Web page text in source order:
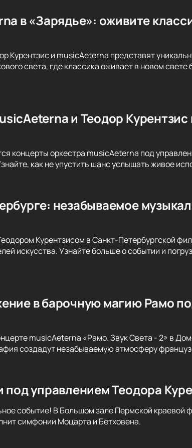
в «Зарядье»: оживите
Курентзис и musicAeterna представят
света, где классика оживает в новом
и Теодор
концерты оркестра musicAeterna под
как не упустить шанс услышать живое
незабываемое
Курентзисом в Санкт-Петербургской
искусства. Узнайте больше о событии и
в барочную магию Рамо
musicAeterna «Рамо. Звук Света - 2» в
создадут незабываемую атмосферу
управлением Теодора
событие! В Большом зале Пермской краевой
симфонии Моцарта и Бетховена.